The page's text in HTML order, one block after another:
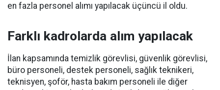
en fazla personel alımı yapılacak üçüncü il oldu.
Farklı kadrolarda alım yapılacak
İlan kapsamında temizlik görevlisi, güvenlik görevlisi,
büro personeli, destek personeli, sağlık teknikeri,
teknisyen, şoför, hasta bakım personeli ile diğer